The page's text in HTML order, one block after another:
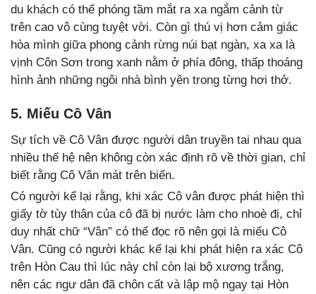
du khách có thể phóng tầm mắt ra xa ngắm cảnh từ
trên cao vô cùng tuyệt vời. Còn gì thú vị hơn cảm giác
hòa mình giữa phong cảnh rừng núi bạt ngàn, xa xa là
vịnh Côn Sơn trong xanh nằm ở phía đông, thấp thoáng
hình ảnh những ngôi nhà bình yên trong từng hơi thở.
5. Miếu Cô Vân
Sự tích về Cô Vân được người dân truyền tai nhau qua
nhiều thế hệ nên không còn xác định rõ về thời gian, chỉ
biết rằng Cô Vân mát trên biển.
Có người kể lại rằng, khi xác Cô vân được phát hiện thì
giấy tờ tùy thân của cô đã bị nước làm cho nhoè đi, chỉ
duy nhất chữ “Vân” có thể đọc rõ nên gọi là miếu Cô
Vân. Cũng có người khác kể lại khi phát hiện ra xác Cô
trên Hòn Cau thì lúc này chỉ còn lại bộ xương trắng,
nên các ngư dân đã chôn cất và lập mộ ngay tại Hòn